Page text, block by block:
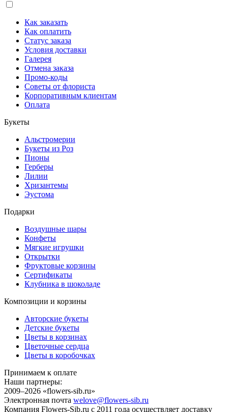
Как заказать
Как оплатить
Статус заказа
Условия доставки
Галерея
Отмена заказа
Промо-коды
Советы от флориста
Корпоративным клиентам
Оплата
Букеты
Альстромерии
Букеты из Роз
Пионы
Герберы
Лилии
Хризантемы
Эустома
Подарки
Воздушные шары
Конфеты
Мягкие игрушки
Открытки
Фруктовые корзины
Сертификаты
Клубника в шоколаде
Композиции и корзины
Авторские букеты
Детские букеты
Цветы в корзинах
Цветочные сердца
Цветы в коробочках
Принимаем к оплате
Наши партнеры:
2009–2026 «flowers-sib.ru»
Электронная почта welove@flowers-sib.ru
Компания Flowers-Sib.ru с 2011 года осуществляет доставку